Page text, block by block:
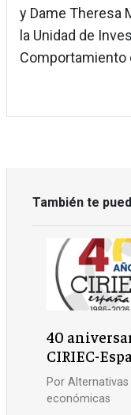
y Dame Theresa
la Unidad de
Comportamiento
También te
40
CIRIEC-
PorAlternativas
económicas